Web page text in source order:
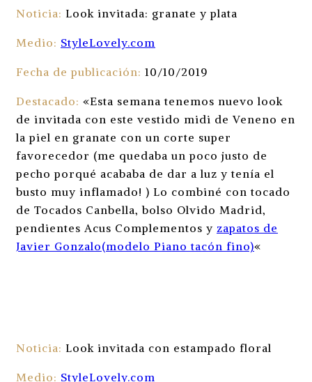
Noticia: Look invitada: granate y plata
Medio: StyleLovely.com
Fecha de publicación: 10/10/2019
Destacado: «Esta semana tenemos nuevo look
de invitada con este vestido midi de Veneno en
la piel en granate con un corte super
favorecedor (me quedaba un poco justo de
pecho porqué acababa de dar a luz y tenía el
busto muy inflamado! ) Lo combiné con tocado
de Tocados Canbella, bolso Olvido Madrid,
pendientes Acus Complementos y zapatos de
Javier Gonzalo(modelo Piano tacón fino)«
Noticia: Look invitada con estampado floral
Medio: StyleLovely.com